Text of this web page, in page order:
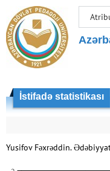
İstifadə statistikası
Yusifov Fəxrəddin.